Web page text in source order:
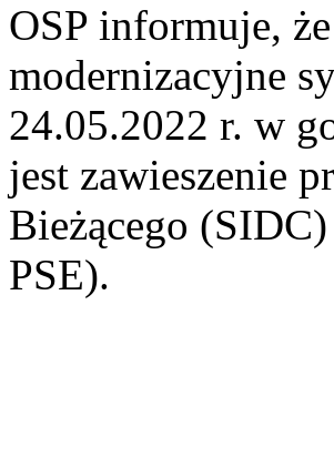
OSP informuje,
modernizacyjne
24.05.2022 r. w
jest zawieszenie
Bieżącego
PSE).